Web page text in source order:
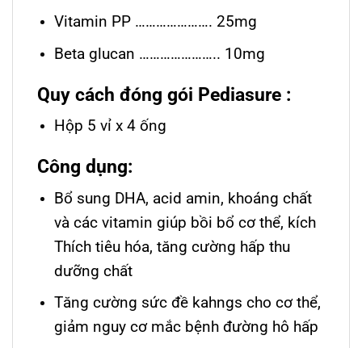
Vitamin PP …………………. 25mg
Beta glucan ………………….. 10mg
Quy cách đóng gói Pediasure :
Hộp 5 vỉ x 4 ống
Công dụng:
Bổ sung DHA, acid amin, khoáng chất
và các vitamin giúp bồi bổ cơ thể, kích
Thích tiêu hóa, tăng cường hấp thu
dưỡng chất
Tăng cường sức đề kahngs cho cơ thể,
giảm nguy cơ mắc bệnh đường hô hấp